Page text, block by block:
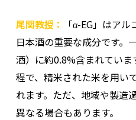
尾関教授：
「α-EG」はア
日本酒の重要な成分です。
酒）に約0.8%含まれてい
程で、精米された米を用い
れます。ただ、地域や製造
異なる場合もあります。